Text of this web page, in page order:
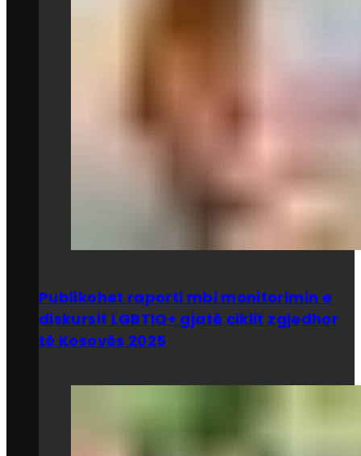
Publikohet raporti mbi monitorimin e
diskursit LGBTIQ+ gjatë ciklit zgjedhor
të Kosovës 2025